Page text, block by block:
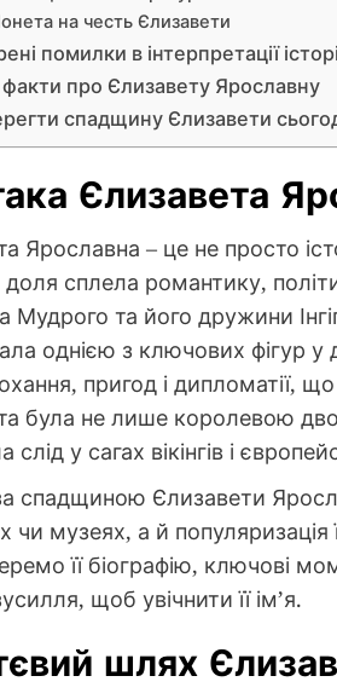
на честь Єлизавети
помилки в інтерпретації
факти про Єлизавету Ярославну
спадщину Єлизавети
Єлизавета
Ярославна – це не просто
доля сплела романтику,
Мудрого та його дружини
однією з ключових фігур
пригод і дипломатії,
була не лише королевою
у сагах вікінгів і
спадщиною Єлизавети
чи музеях, а й популяризація
її біографію, ключові
щоб увічнити її ім’я.
шлях